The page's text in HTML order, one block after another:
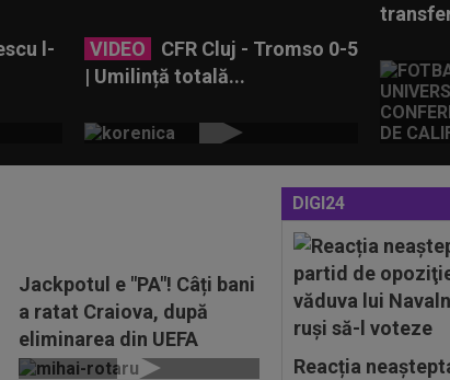
l-
VIDEO
CFR Cluj - Tromso 0-5
| Umilință totală...
Jackpotul e "PA"! Câți bani
a ratat Craiova, după
eliminarea din UEFA
Champions League
DIGI24
Reacția